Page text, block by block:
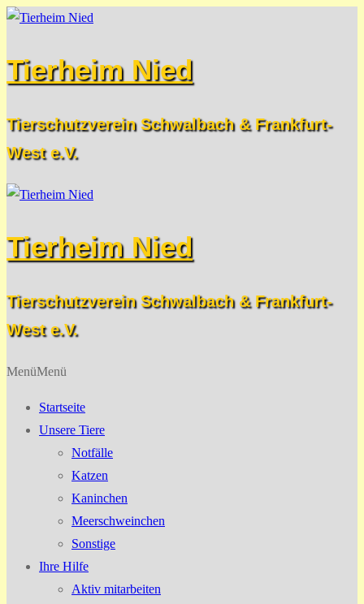
Zum
springen
Menü
Schließen
Tierheim Nied
Tierschutzverein Schwalbach & Frankfurt-
West e.V.
Tierheim Nied
Tierschutzverein Schwalbach & Frankfurt-
West e.V.
MenüMenü
Startseite
Unsere Tiere
Notfälle
Katzen
Kaninchen
Meerschweinchen
Sonstige
Ihre Hilfe
Aktiv mitarbeiten